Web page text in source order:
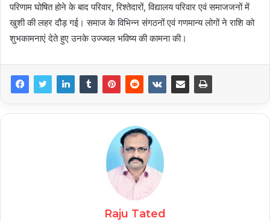
परिणाम घोषित होने के बाद परिवार, रिश्तेदारों, विद्यालय परिवार एवं समाजजनों में
खुशी की लहर दौड़ गई। समाज के विभिन्न संगठनों एवं गणमान्य लोगों ने राशि को
शुभकामनाएं देते हुए उनके उज्ज्वल भविष्य की कामना की।
Raju Tated